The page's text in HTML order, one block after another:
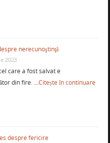
nerecunoştinţă
2023
care a fost salvat e
din fire. …Citește în continuare
despre fericire